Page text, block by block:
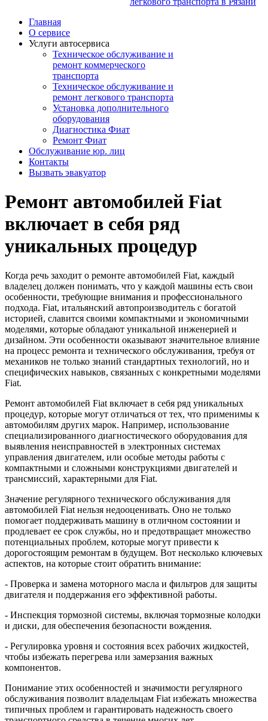
Главная
О сервисе
Услуги автосервиса
Техническое обcлуживание и
ремонт коммерческого
транспорта
Техническое обcлуживание и
ремонт легкового транспорта
Установка дополнительного
оборудования
Диагностика Фиат
Ремонт Фиат
Обслуживание юр. лиц
Контакты
Вызвать эвакуатор
Ремонт автомобилей Fiat
включает в себя ряд
уникальных процедур
Когда речь заходит о ремонте автомобилей Fiat, каждый
владелец должен понимать, что у каждой машины есть свои
особенности, требующие внимания и профессионального
подхода. Fiat, итальянский автопроизводитель с богатой
историей, славится своими компактными и экономичными
моделями, которые обладают уникальной инженерией и
дизайном. Эти особенности оказывают значительное влияние
на процесс ремонта и технического обслуживания, требуя от
механиков не только знаний стандартных технологий, но и
специфических навыков, связанных с конкретными моделями
Fiat.
Ремонт автомобилей Fiat включает в себя ряд уникальных
процедур, которые могут отличаться от тех, что применимы к
автомобилям других марок. Например, использование
специализированного диагностического оборудования для
выявления неисправностей в электронных системах
управления двигателем, или особые методы работы с
компактными и сложными конструкциями двигателей и
трансмиссий, характерными для Fiat.
Значение регулярного технического обслуживания для
автомобилей Fiat нельзя недооценивать. Оно не только
помогает поддерживать машину в отличном состоянии и
продлевает ее срок службы, но и предотвращает множество
потенциальных проблем, которые могут привести к
дорогостоящим ремонтам в будущем. Вот несколько ключевых
аспектов, на которые стоит обратить внимание:
- Проверка и замена моторного масла и фильтров для защиты
двигателя и поддержания его эффективной работы.
- Инспекция тормозной системы, включая тормозные колодки
и диски, для обеспечения безопасности вождения.
- Регулировка уровня и состояния всех рабочих жидкостей,
чтобы избежать перегрева или замерзания важных
компонентов.
Понимание этих особенностей и значимости регулярного
обслуживания позволит владельцам Fiat избежать множества
типичных проблем и гарантировать надежность своего